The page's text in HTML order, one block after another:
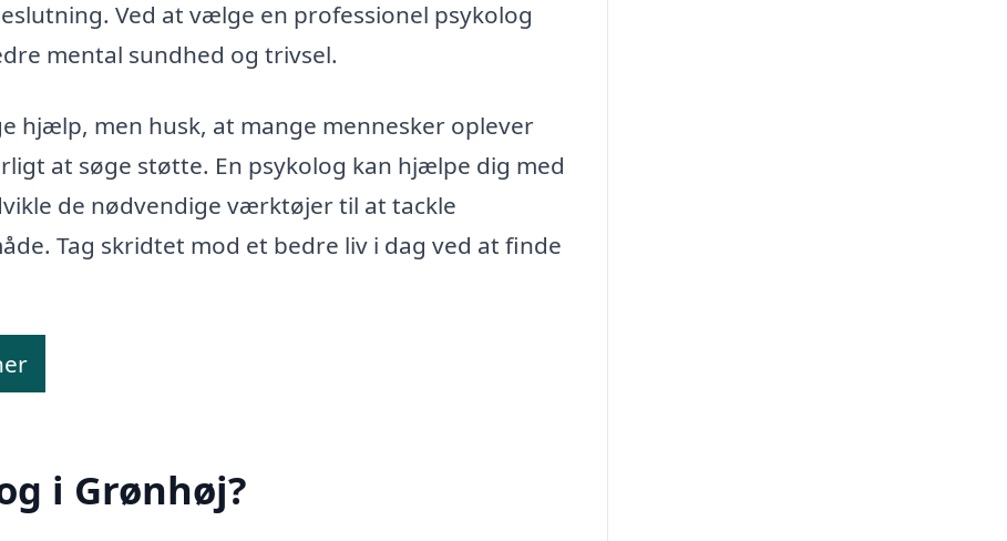
Ved at vælge en professionel psykolog
mental sundhed og trivsel.
hjælp, men husk, at mange mennesker oplever
at søge støtte. En psykolog kan hjælpe dig med
de nødvendige værktøjer til at tackle
Tag skridtet mod et bedre liv i dag ved at finde
i Grønhøj?